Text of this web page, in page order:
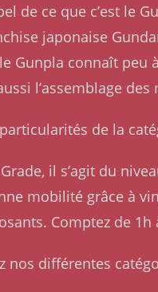
de ce que c’est le
japonaise
Gunpla connaît peu
l’assemblage
de la
il s’agit du
mobilité grâce à
Comptez de
nos différentes